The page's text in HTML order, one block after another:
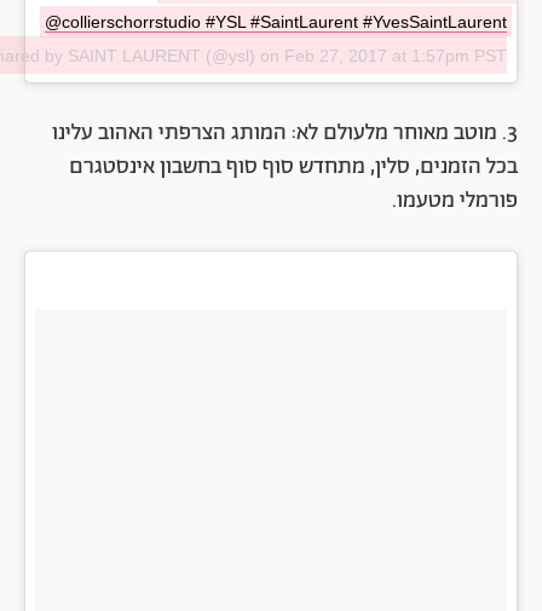
@collierschorrstudio #YSL #SaintLaurent #YvesSaintLaurent
by SAINT LAURENT (@ysl) on Feb 27, 2017 at 1:57pm PST
3. מוטב מאוחר מלעולם לא: המותג הצרפתי האהוב עלינו
בכל הזמנים, סלין, מתחדש סוף סוף בחשבון אינסטגרם
פורמלי מטעמו.